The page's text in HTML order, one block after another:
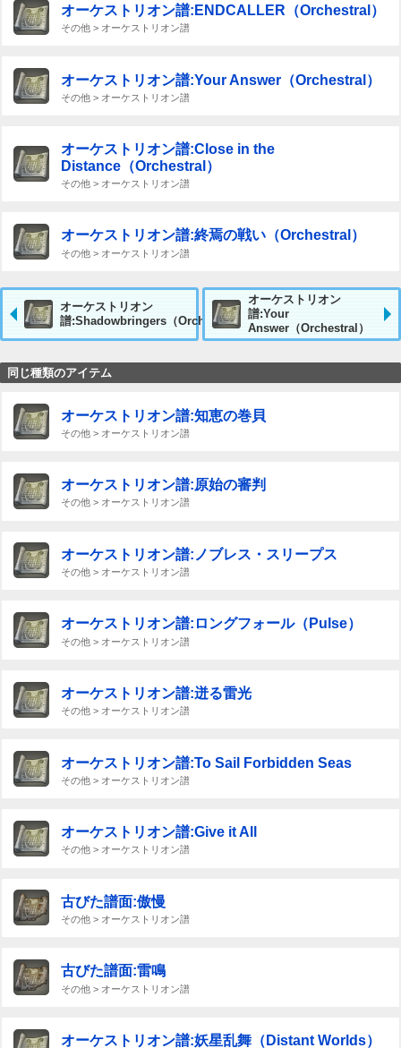
オーケストリオン譜:ENDCALLER（Orchestral）
その他 > オーケストリオン譜
オーケストリオン譜:Your Answer（Orchestral）
その他 > オーケストリオン譜
オーケストリオン譜:Close in the
Distance（Orchestral）
その他 > オーケストリオン譜
オーケストリオン譜:終焉の戦い（Orchestral）
その他 > オーケストリオン譜
オーケストリオン
譜:Shadowbringers（Orchestral）
オーケストリオン
譜:Your
Answer（Orchestral）
同じ種類のアイテム
オーケストリオン譜:知恵の巻貝
その他 > オーケストリオン譜
オーケストリオン譜:原始の審判
その他 > オーケストリオン譜
オーケストリオン譜:ノブレス・スリープス
その他 > オーケストリオン譜
オーケストリオン譜:ロングフォール（Pulse）
その他 > オーケストリオン譜
オーケストリオン譜:迸る雷光
その他 > オーケストリオン譜
オーケストリオン譜:To Sail Forbidden Seas
その他 > オーケストリオン譜
オーケストリオン譜:Give it All
その他 > オーケストリオン譜
古びた譜面:傲慢
その他 > オーケストリオン譜
古びた譜面:雷鳴
その他 > オーケストリオン譜
オーケストリオン譜:妖星乱舞（Distant Worlds）